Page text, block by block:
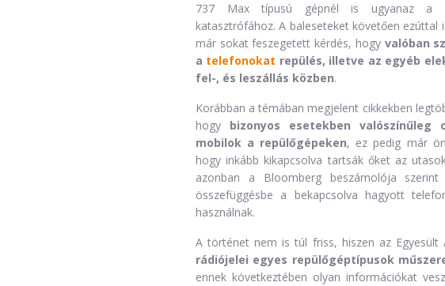
737 Max típusú gépnél is ugyanaz a
katasztrófához. A baleseteket követően ezúttal
már sokat feszegetett kérdés, hogy valóban
a telefonokat repülés, illetve az egyéb
fel-, és leszállás közben.
Korábban a témában megjelent cikkekben
hogy bizonyos esetekben valószínűleg
mobilok a repülőgépeken, ez pedig már
hogy inkább kikapcsolva tartsák őket az
azonban a Bloomberg beszámolója
összefüggésbe a bekapcsolva hagyott
használnak.
A történet nem is túl friss, hiszen az
rádiójelei egyes repülőgéptípusok
ennek következtében olyan információkat